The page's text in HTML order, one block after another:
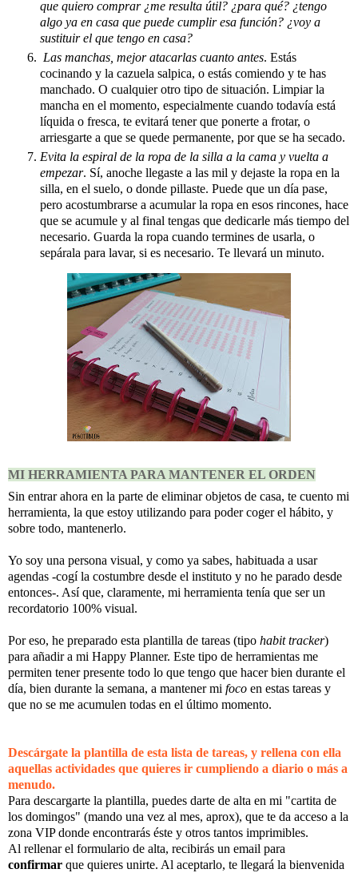
que quiero comprar ¿me resulta útil? ¿para qué? ¿tengo
algo ya en casa que puede cumplir esa función? ¿voy a
sustituir el que tengo en casa?
Las manchas, mejor atacarlas cuanto antes. Estás
cocinando y la cazuela salpica, o estás comiendo y te has
manchado. O cualquier otro tipo de situación. Limpiar la
mancha en el momento, especialmente cuando todavía está
líquida o fresca, te evitará tener que ponerte a frotar, o
arriesgarte a que se quede permanente, por que se ha secado.
Evita la espiral de la ropa de la silla a la cama y vuelta a
empezar. Sí, anoche llegaste a las mil y dejaste la ropa en la
silla, en el suelo, o donde pillaste. Puede que un día pase,
pero acostumbrarse a acumular la ropa en esos rincones, hace
que se acumule y al final tengas que dedicarle más tiempo del
necesario. Guarda la ropa cuando termines de usarla, o
sepárala para lavar, si es necesario. Te llevará un minuto.
MI HERRAMIENTA PARA MANTENER EL ORDEN
Sin entrar ahora en la parte de eliminar objetos de casa, te cuento mi
herramienta, la que estoy utilizando para poder coger el hábito, y
sobre todo, mantenerlo.
Yo soy una persona visual, y como ya sabes, habituada a usar
agendas -cogí la costumbre desde el instituto y no he parado desde
entonces-. Así que, claramente, mi herramienta tenía que ser un
recordatorio 100% visual.
Por eso, he preparado esta plantilla de tareas (tipo habit tracker)
para añadir a mi Happy Planner. Este tipo de herramientas me
permiten tener presente todo lo que tengo que hacer bien durante el
día, bien durante la semana, a mantener mi foco en estas tareas y
que no se me acumulen todas en el último momento.
Descárgate la plantilla de esta lista de tareas, y rellena con ella
aquellas actividades que quieres ir cumpliendo a diario o más a
menudo.
Para descargarte la plantilla, puedes darte de alta en mi "cartita de
los domingos" (mando una vez al mes, aprox), que te da acceso a la
zona VIP donde encontrarás éste y otros tantos imprimibles.
Al rellenar el formulario de alta, recibirás un email para
confirmar que quieres unirte. Al aceptarlo, te llegará la bienvenida